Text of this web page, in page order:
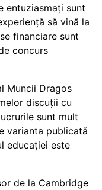
entuziasmați sunt
să vină la
financiare sunt
concurs
Muncii Dragos
discuții cu
sunt mult
varianta publicată
educației este
de la Cambridge